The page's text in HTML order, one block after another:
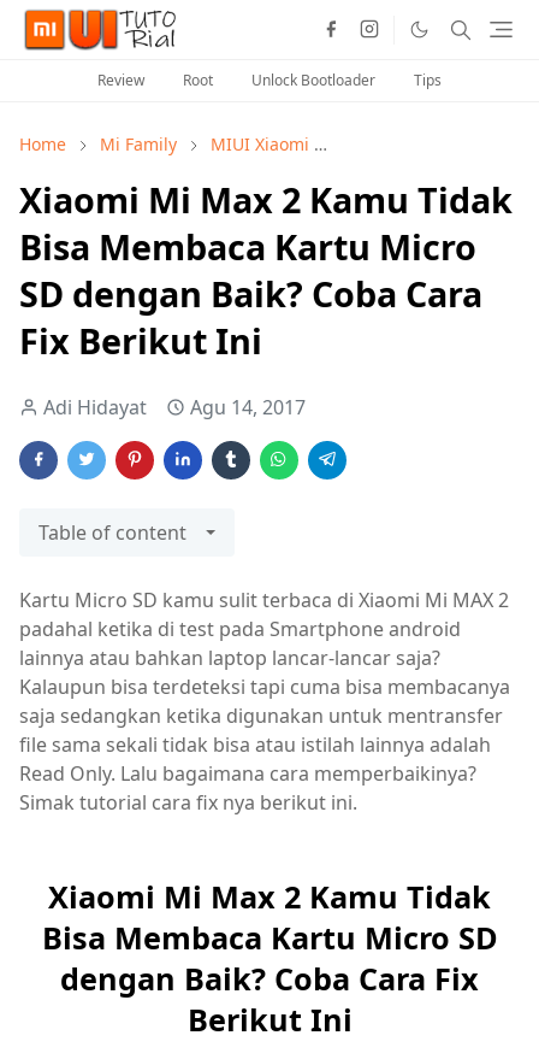
Review Root Unlock Bootloader Tips
Home Mi Family MIUI Xiaomi
Xiaomi Mi Max 2 Kamu Tidak
Bisa Membaca Kartu Micro
SD dengan Baik? Coba Cara
Fix Berikut Ini
Adi Hidayat Agu 14, 2017
Table of content
Kartu Micro SD kamu sulit terbaca di Xiaomi Mi MAX 2
padahal ketika di test pada Smartphone android
lainnya atau bahkan laptop lancar-lancar saja?
Kalaupun bisa terdeteksi tapi cuma bisa membacanya
saja sedangkan ketika digunakan untuk mentransfer
file sama sekali tidak bisa atau istilah lainnya adalah
Read Only. Lalu bagaimana cara memperbaikinya?
Simak tutorial cara fix nya berikut ini.
Xiaomi Mi Max 2 Kamu Tidak
Bisa Membaca Kartu Micro SD
dengan Baik? Coba Cara Fix
Berikut Ini